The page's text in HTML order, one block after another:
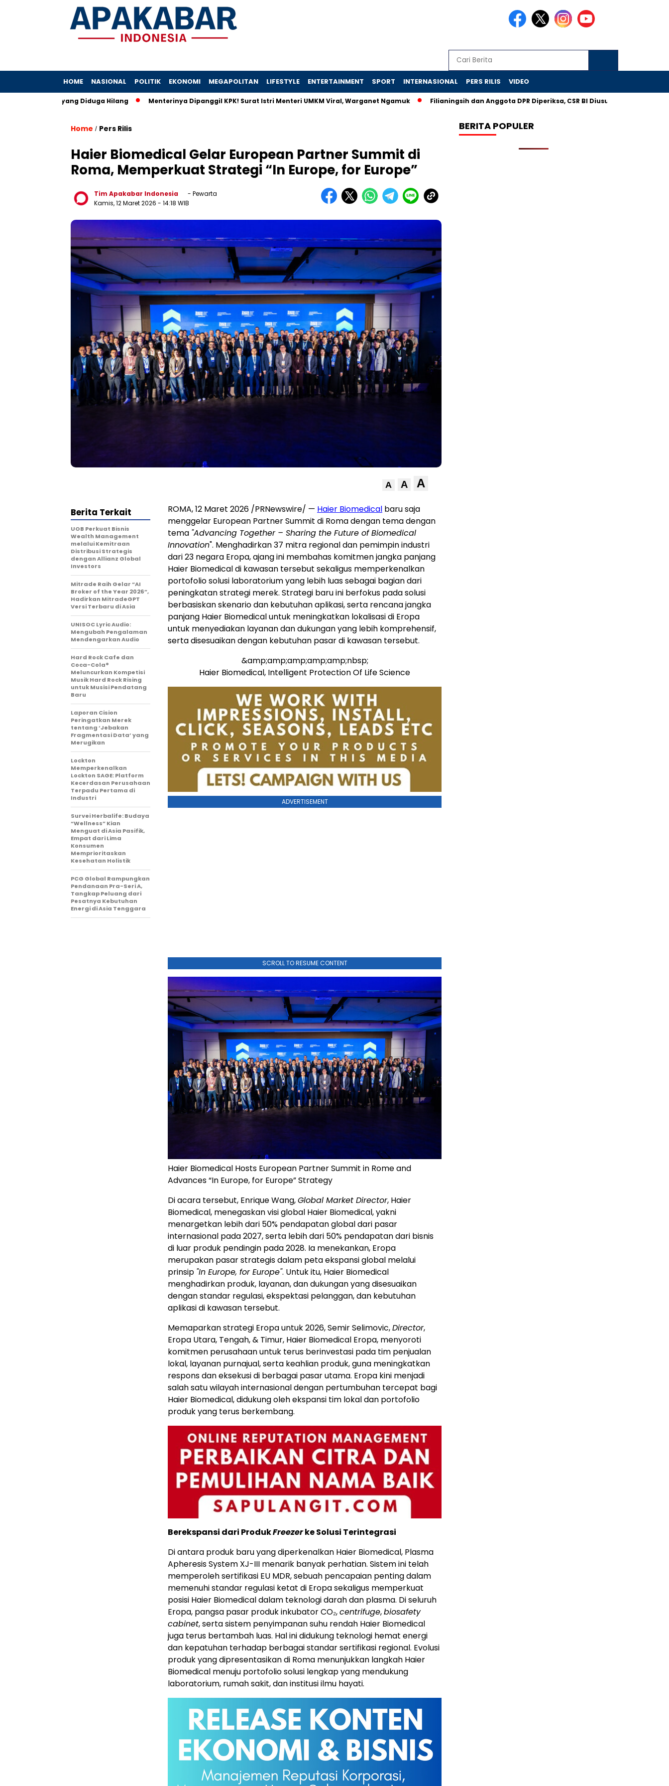
HOME NASIONAL POLITIK EKONOMI MEGAPOLITAN LIFESTYLE ENTERTAINMENT SPORT INTERNASIONAL PERS RILIS VIDEO
yang Diduga Hilang Menterinya Dipanggil KPK! Surat Istri Menteri UMKM Viral, Warganet Ngamuk Filianingsih dan Anggota DPR Diperiksa, CSR BI Diusut KPK
Home / Pers Rilis
Haier Biomedical Gelar European Partner Summit di
Roma, Memperkuat Strategi “In Europe, for Europe”
Tim Apakabar Indonesia
- Pewarta
Kamis, 12 Maret 2026 - 14:18 WIB
A A A
ROMA, 12 Maret 2026 /PRNewswire/ — Haier Biomedical baru saja
menggelar European Partner Summit di Roma dengan tema dengan
tema "Advancing Together – Sharing the Future of Biomedical
Innovation". Menghadirkan 37 mitra regional dan pemimpin industri
dari 23 negara Eropa, ajang ini membahas komitmen jangka panjang
Haier Biomedical di kawasan tersebut sekaligus memperkenalkan
portofolio solusi laboratorium yang lebih luas sebagai bagian dari
peningkatan strategi merek. Strategi baru ini berfokus pada solusi
berbasiskan skenario dan kebutuhan aplikasi, serta rencana jangka
panjang Haier Biomedical untuk meningkatkan lokalisasi di Eropa
untuk menyediakan layanan dan dukungan yang lebih komprehensif,
serta disesuaikan dengan kebutuhan pasar di kawasan tersebut.
&amp;amp;amp;amp;amp;nbsp;
Haier Biomedical, Intelligent Protection Of Life Science
ADVERTISEMENT
SCROLL TO RESUME CONTENT
Haier Biomedical Hosts European Partner Summit in Rome and
Advances “In Europe, for Europe” Strategy
Di acara tersebut, Enrique Wang,Global Market Director, Haier
Biomedical, menegaskan visi global Haier Biomedical, yakni
menargetkan lebih dari 50% pendapatan global dari pasar
internasional pada 2027, serta lebih dari 50% pendapatan dari bisnis
di luar produk pendingin pada 2028. Ia menekankan, Eropa
merupakan pasar strategis dalam peta ekspansi global melalui
prinsip "In Europe, for Europe". Untuk itu, Haier Biomedical
menghadirkan produk, layanan, dan dukungan yang disesuaikan
dengan standar regulasi, ekspektasi pelanggan, dan kebutuhan
aplikasi di kawasan tersebut.
Memaparkan strategi Eropa untuk 2026, Semir Selimovic,Director,
Eropa Utara, Tengah, & Timur, Haier Biomedical Eropa, menyoroti
komitmen perusahaan untuk terus berinvestasi pada tim penjualan
lokal, layanan purnajual, serta keahlian produk, guna meningkatkan
respons dan eksekusi di berbagai pasar utama. Eropa kini menjadi
salah satu wilayah internasional dengan pertumbuhan tercepat bagi
Haier Biomedical, didukung oleh ekspansi tim lokal dan portofolio
produk yang terus berkembang.
Berekspansi dari ProdukFreezerke Solusi Terintegrasi
Di antara produk baru yang diperkenalkan Haier Biomedical, Plasma
Apheresis System XJ-III menarik banyak perhatian. Sistem ini telah
memperoleh sertifikasi EU MDR, sebuah pencapaian penting dalam
memenuhi standar regulasi ketat di Eropa sekaligus memperkuat
posisi Haier Biomedical dalam teknologi darah dan plasma. Di seluruh
Eropa, pangsa pasar produk inkubator CO₂,centrifuge,biosafety
cabinet, serta sistem penyimpanan suhu rendah Haier Biomedical
juga terus bertambah luas. Hal ini didukung teknologi hemat energi
dan kepatuhan terhadap berbagai standar sertifikasi regional. Evolusi
produk yang dipresentasikan di Roma menunjukkan langkah Haier
Biomedical menuju portofolio solusi lengkap yang mendukung
laboratorium, rumah sakit, dan institusi ilmu hayati.
Berita Terkait
UOB Perkuat Bisnis
Wealth Management
melalui Kemitraan
Distribusi Strategis
dengan Allianz Global
Investors
Mitrade Raih Gelar “AI
Broker of the Year 2026”,
Hadirkan MitradeGPT
Versi Terbaru di Asia
UNISOC Lyric Audio:
Mengubah Pengalaman
Mendengarkan Audio
Hard Rock Cafe dan
Coca-Cola®
Meluncurkan Kompetisi
Musik Hard Rock Rising
untuk Musisi Pendatang
Baru
Laporan Cision
Peringatkan Merek
tentang ‘Jebakan
Fragmentasi Data’ yang
Merugikan
Lockton
Memperkenalkan
Lockton SAGE: Platform
Kecerdasan Perusahaan
Terpadu Pertama di
Industri
Survei Herbalife: Budaya
“Wellness” Kian
Menguat di Asia Pasifik,
Empat dari Lima
Konsumen
Memprioritaskan
Kesehatan Holistik
PCG Global Rampungkan
Pendanaan Pra-Seri A,
Tangkap Peluang dari
Pesatnya Kebutuhan
Energi di Asia Tenggara
BERITA POPULER